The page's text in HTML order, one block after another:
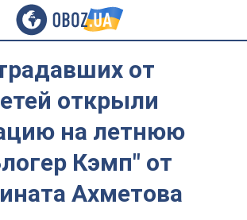
от
открыли
на летнюю
Кэмп" от
Ахметова